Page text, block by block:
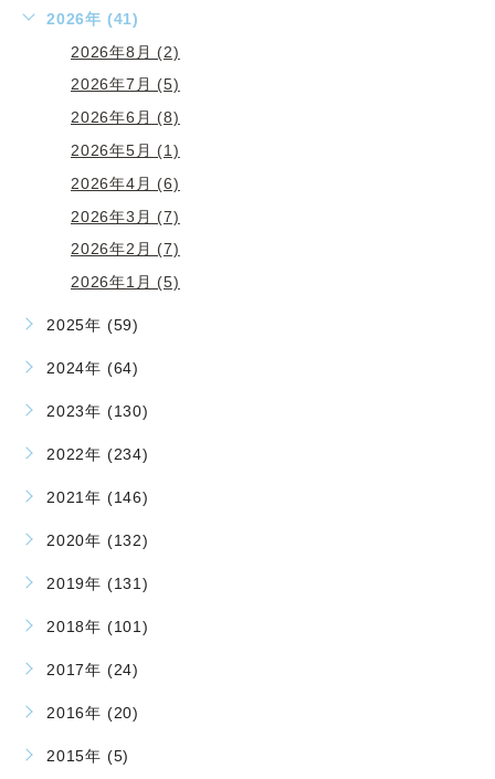
2026年 (41)
2026年8月 (2)
2026年7月 (5)
2026年6月 (8)
2026年5月 (1)
2026年4月 (6)
2026年3月 (7)
2026年2月 (7)
2026年1月 (5)
2025年 (59)
2024年 (64)
2023年 (130)
2022年 (234)
2021年 (146)
2020年 (132)
2019年 (131)
2018年 (101)
2017年 (24)
2016年 (20)
2015年 (5)